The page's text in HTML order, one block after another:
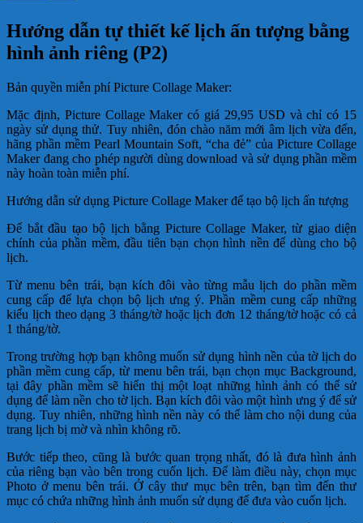
Hướng dẫn tự thiết kế lịch ấn tượng bằng
hình ảnh riêng (P2)
Bản quyền miễn phí Picture Collage Maker:
Mặc định, Picture Collage Maker có giá 29,95 USD và chỉ có 15
ngày sử dụng thử. Tuy nhiên, đón chào năm mới âm lịch vừa đến,
hãng phần mềm Pearl Mountain Soft, “cha đẻ” của Picture Collage
Maker đang cho phép người dùng download và sử dụng phần mềm
này hoàn toàn miễn phí.
Hướng dẫn sử dụng Picture Collage Maker để tạo bộ lịch ấn tượng
Để bắt đầu tạo bộ lịch bằng Picture Collage Maker, từ giao diện
chính của phần mềm, đầu tiên bạn chọn hình nền để dùng cho bộ
lịch.
Từ menu bên trái, bạn kích đôi vào từng mẫu lịch do phần mềm
cung cấp để lựa chọn bộ lịch ưng ý. Phần mềm cung cấp những
kiểu lịch theo dạng 3 tháng/tờ hoặc lịch đơn 12 tháng/tờ hoặc có cả
1 tháng/tờ.
Trong trường hợp bạn không muốn sử dụng hình nền của tờ lịch do
phần mềm cung cấp, từ menu bên trái, bạn chọn mục Background,
tại đây phần mềm sẽ hiển thị một loạt những hình ảnh có thể sử
dụng để làm nền cho tờ lịch. Bạn kích đôi vào một hình ưng ý để sử
dụng. Tuy nhiên, những hình nền này có thể làm cho nội dung của
trang lịch bị mờ và nhìn không rõ.
Bước tiếp theo, cũng là bước quan trọng nhất, đó là đưa hình ảnh
của riêng bạn vào bên trong cuốn lịch. Để làm điều này, chọn mục
Photo ở menu bên trái. Ở cây thư mục bên trên, bạn tìm đến thư
mục có chứa những hình ảnh muốn sử dụng để đưa vào cuốn lịch.